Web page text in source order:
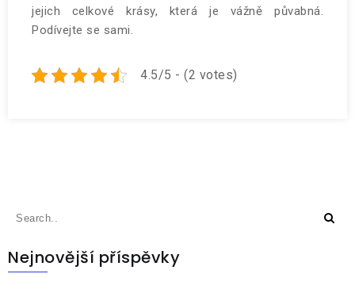
jejich celkové krásy, která je vážně půvabná.
Podívejte se sami.
4.5/5 - (2 votes)
Nejnovější příspěvky